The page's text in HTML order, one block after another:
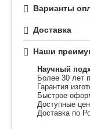
Варианты
Доставка
Наши
Научный
Более 30 лет
Гарантия
Быстрое
Доступные
Доставка по